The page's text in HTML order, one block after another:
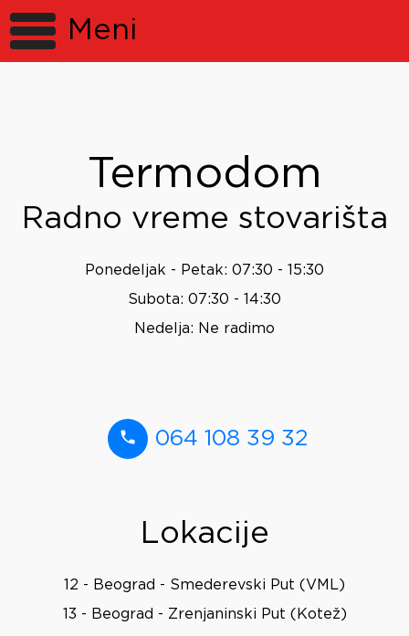
Meni
Termodom
Radno vreme stovarišta
Ponedeljak - Petak: 07:30 - 15:30
Subota: 07:30 - 14:30
Nedelja: Ne radimo
064 108 39 32
Lokacije
12 - Beograd - Smederevski Put (VML)
13 - Beograd - Zrenjaninski Put (Kotež)